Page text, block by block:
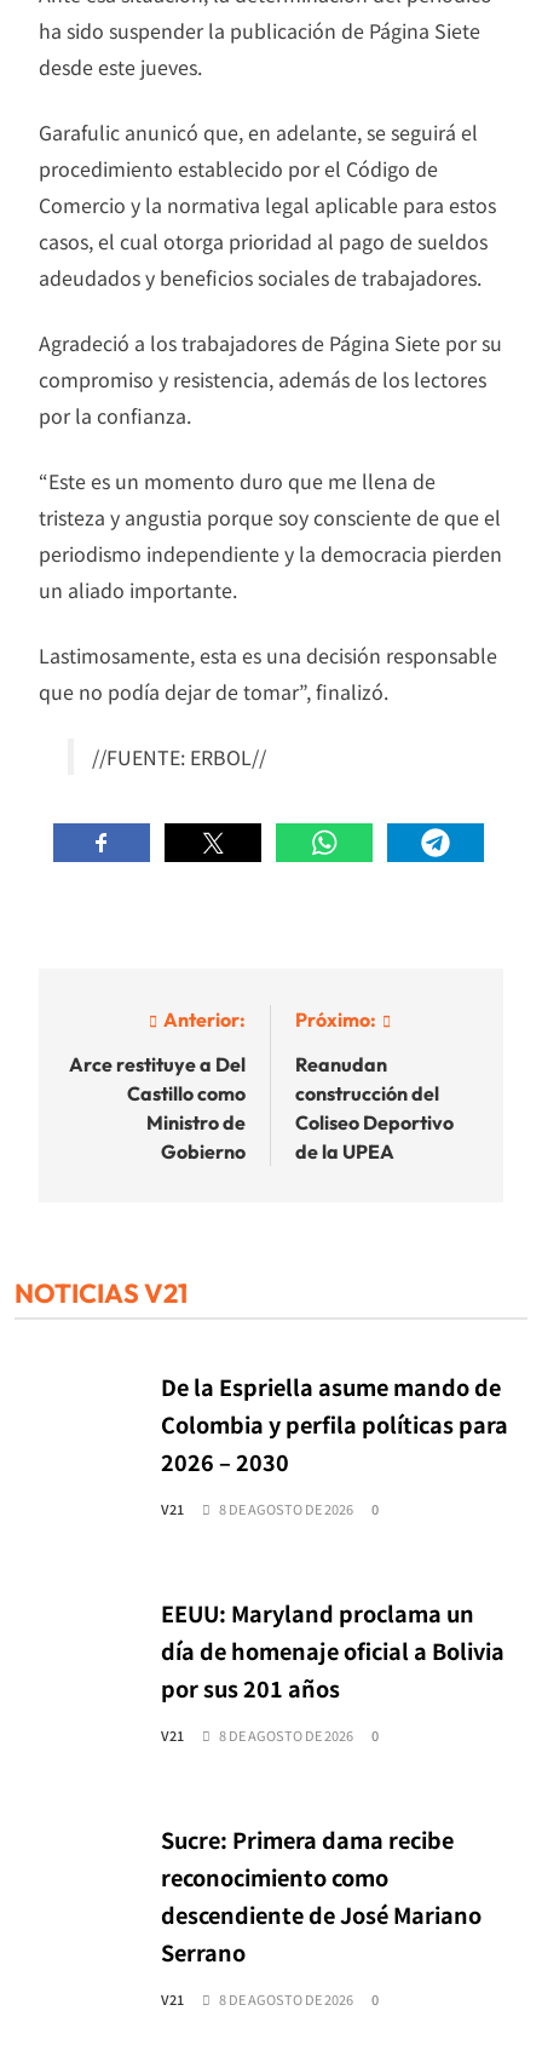
ha sido suspender la publicación de Página Siete
desde este jueves.
Garafulic anunicó que, en adelante, se seguirá el
procedimiento establecido por el Código de
Comercio y la normativa legal aplicable para estos
casos, el cual otorga prioridad al pago de sueldos
adeudados y beneficios sociales de trabajadores.
Agradeció a los trabajadores de Página Siete por su
compromiso y resistencia, además de los lectores
por la confianza.
“Este es un momento duro que me llena de
tristeza y angustia porque soy consciente de que el
periodismo independiente y la democracia pierden
un aliado importante.
Lastimosamente, esta es una decisión responsable
que no podía dejar de tomar”, finalizó.
//FUENTE: ERBOL//
Navegación
de
entradas
Anterior:
Arce restituye a Del
Castillo como
Ministro de
Gobierno
Próximo:
Reanudan
construcción del
Coliseo Deportivo
de la UPEA
NOTICIAS V21
De la Espriella asume mando de
Colombia y perfila políticas para
2026 – 2030
V21 8 DE AGOSTO DE 2026 0
EEUU: Maryland proclama un
día de homenaje oficial a Bolivia
por sus 201 años
V21 8 DE AGOSTO DE 2026 0
Sucre: Primera dama recibe
reconocimiento como
descendiente de José Mariano
Serrano
V21 8 DE AGOSTO DE 2026 0